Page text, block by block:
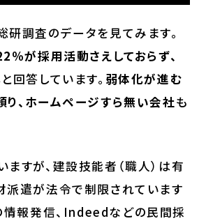
研調査のデータを見てみます。
％が採用活動さえしておらず、
と回答しています。 弱体化が進む
り、ホームページすら無い会社も
すが、建設技能者（職人）は有
派遣が法令で制限されています
情報発信、Indeedなどの民間採